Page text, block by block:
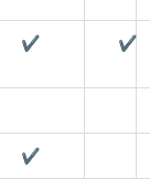
✔️ ✔️
✔️